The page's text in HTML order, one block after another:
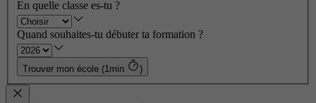
En quelle classe es-tu ?
Quand souhaites-tu débuter ta formation ?
Trouver mon école (1min )